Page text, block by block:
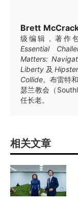
Brett
级编辑，著作
Essential
Matters:
Liberty 及
Collide。布雷特
瑟兰教会（
任长老。
相关文章